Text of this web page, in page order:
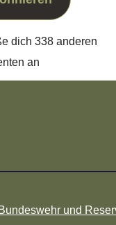
dich 338 anderen
an
und